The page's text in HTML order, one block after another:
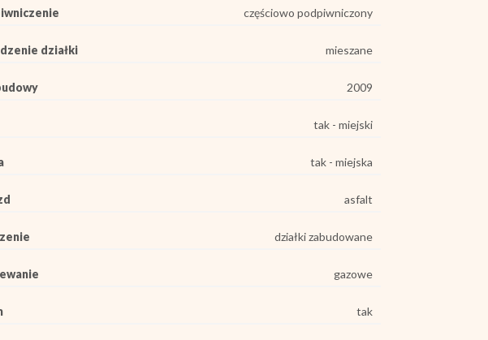
częściowo podpiwniczony
działki mieszane
2009
tak - miejski
tak - miejska
asfalt
działki zabudowane
gazowe
tak